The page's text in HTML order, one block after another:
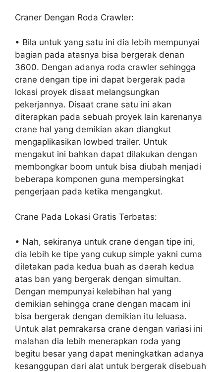
Craner Dengan Roda Crawler:
• Bila untuk yang satu ini dia lebih mempunyai
bagian pada atasnya bisa bergerak denan
3600. Dengan adanya roda crawler sehingga
crane dengan tipe ini dapat bergerak pada
lokasi proyek disaat melangsungkan
pekerjannya. Disaat crane satu ini akan
diterapkan pada sebuah proyek lain karenanya
crane hal yang demikian akan diangkut
mengaplikasikan lowbed trailer. Untuk
mengakut ini bahkan dapat dilakukan dengan
membongkar boom untuk bisa diubah menjadi
beberapa komponen guna mempersingkat
pengerjaan pada ketika mengangkut.
Crane Pada Lokasi Gratis Terbatas:
• Nah, sekiranya untuk crane dengan tipe ini,
dia lebih ke tipe yang cukup simple yakni cuma
diletakan pada kedua buah as daerah kedua
atas ban yang bergerak dengan simultan.
Dengan mempunyai kelebihan hal yang
demikian sehingga crane dengan macam ini
bisa bergerak dengan demikian itu leluasa.
Untuk alat pemrakarsa crane dengan variasi ini
malahan dia lebih menerapkan roda yang
begitu besar yang dapat meningkatkan adanya
kesanggupan dari alat untuk bergerak disebuah